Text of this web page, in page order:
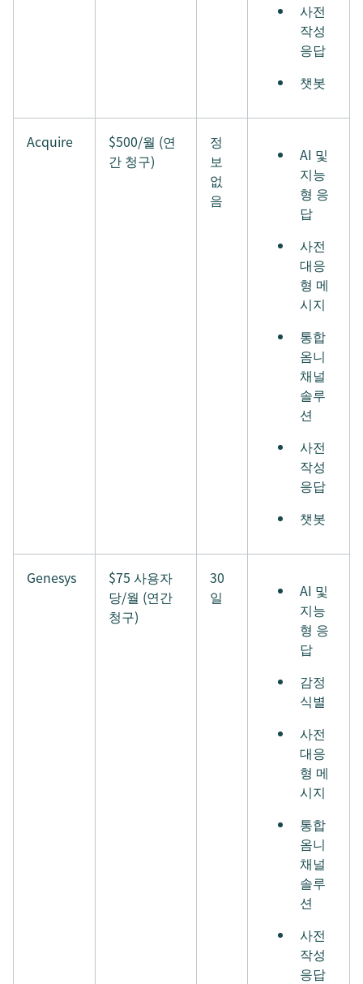
사전
작성
응답
챗봇
Acquire
$500/월 (연
간 청구)
정
보
없
음
AI 및
지능
형 응
답
사전
대응
형 메
시지
통합
옴니
채널
솔루
션
사전
작성
응답
챗봇
Genesys
$75 사용자
당/월 (연간
청구)
30
일
AI 및
지능
형 응
답
감정
식별
사전
대응
형 메
시지
통합
옴니
채널
솔루
션
사전
작성
응답